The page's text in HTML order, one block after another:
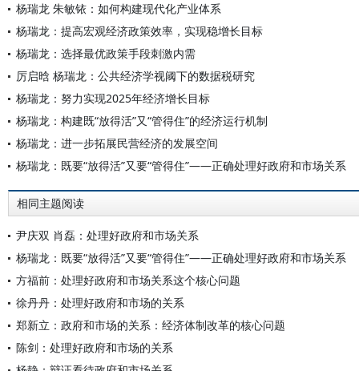
杨瑞龙 朱敏铱：如何构建现代化产业体系
杨瑞龙：提高宏观经济政策效率，实现稳增长目标
杨瑞龙：选择最优政策手段刺激内需
厉启晗 杨瑞龙：公共经济学视阈下的数据税研究
杨瑞龙：努力实现2025年经济增长目标
杨瑞龙：构建既“放得活”又“管得住”的经济运行机制
杨瑞龙：进一步拓展民营经济的发展空间
杨瑞龙：既要“放得活”又要“管得住”——正确处理好政府和市场关系
相同主题阅读
尹庆双 肖磊：处理好政府和市场关系
杨瑞龙：既要“放得活”又要“管得住”——正确处理好政府和市场关系
方福前：处理好政府和市场关系这个核心问题
徐丹丹：处理好政府和市场的关系
郑新立：政府和市场的关系：经济体制改革的核心问题
陈剑：处理好政府和市场的关系